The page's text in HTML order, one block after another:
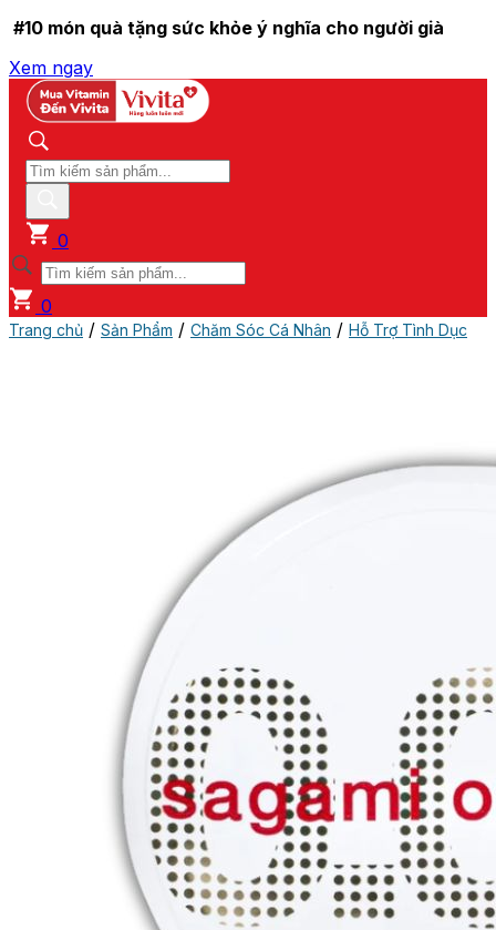
#10 món quà tặng sức khỏe ý nghĩa cho người già
Xem ngay
0
0
Trang chủ / Sản Phẩm / Chăm Sóc Cá Nhân / Hỗ Trợ Tình Dục